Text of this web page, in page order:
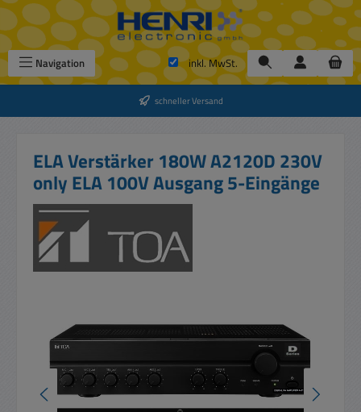
Zum Hauptinhalt springen
Navigation inkl. MwSt.
schneller Versand
ELA Verstärker 180W A2120D 230V
only ELA 100V Ausgang 5-Eingänge